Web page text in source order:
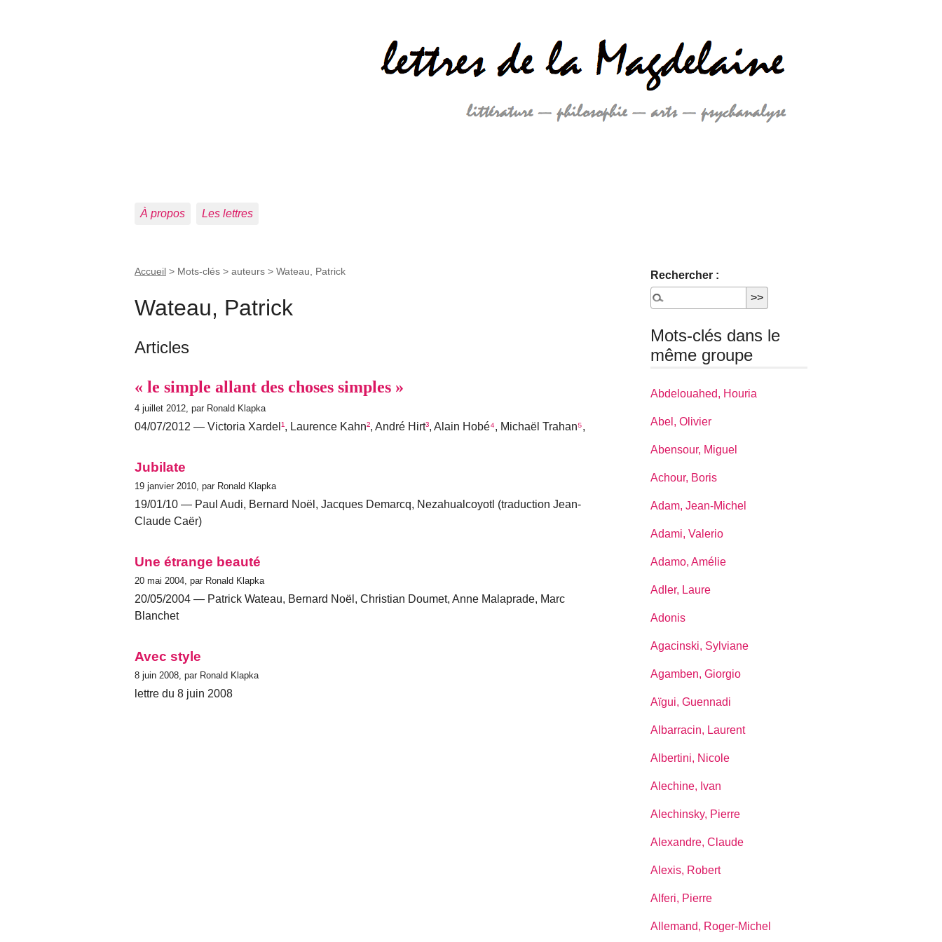
À propos Les lettres
Accueil > Mots-clés > auteurs > Wateau, Patrick
Wateau, Patrick
Articles
« le simple allant des choses simples »
4 juillet 2012, par Ronald Klapka
04/07/2012 — Victoria Xardel ¹, Laurence Kahn², André Hirt³, Alain Hobé⁴, Michaël Trahan⁵,
Jubilate
19 janvier 2010, par Ronald Klapka
19/01/10 — Paul Audi, Bernard Noël, Jacques Demarcq, Nezahualcoyotl (traduction Jean-
Claude Caër)
Une étrange beauté
20 mai 2004, par Ronald Klapka
20/05/2004 — Patrick Wateau, Bernard Noël, Christian Doumet, Anne Malaprade, Marc
Blanchet
Avec style
8 juin 2008, par Ronald Klapka
lettre du 8 juin 2008
Rechercher :
Mots-clés dans le
même groupe
Abdelouahed, Houria
Abel, Olivier
Abensour, Miguel
Achour, Boris
Adam, Jean-Michel
Adami, Valerio
Adamo, Amélie
Adler, Laure
Adonis
Agacinski, Sylviane
Agamben, Giorgio
Aïgui, Guennadi
Albarracin, Laurent
Albertini, Nicole
Alechine, Ivan
Alechinsky, Pierre
Alexandre, Claude
Alexis, Robert
Alferi, Pierre
Allemand, Roger-Michel